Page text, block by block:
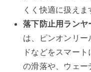
くく快適に扱えま
落下防止用ランヤ
は、ピンオンリ
ドなどをスマー
の滑落や、ウェ